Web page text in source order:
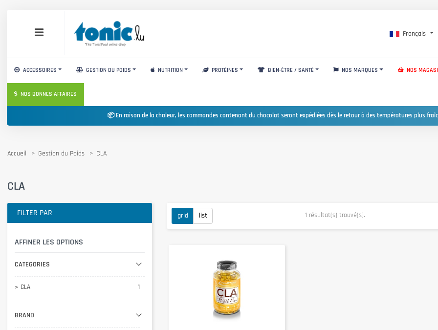
Français
ACCESSOIRES GESTION DU POIDS NUTRITION PROTÉINES BIEN-ÊTRE / SANTÉ NOS MARQUES NOS
NOS BONNES AFFAIRES
📦 En raison de la chaleur, les commandes contenant du chocolat seront expédiées dès le retour à des températures plus
Accueil Gestion du Poids CLA
CLA
FILTER PAR
AFFINER LES OPTIONS
CATEGORIES
CLA 1
BRAND
grid list 1 résultat(s) trouvé(s).